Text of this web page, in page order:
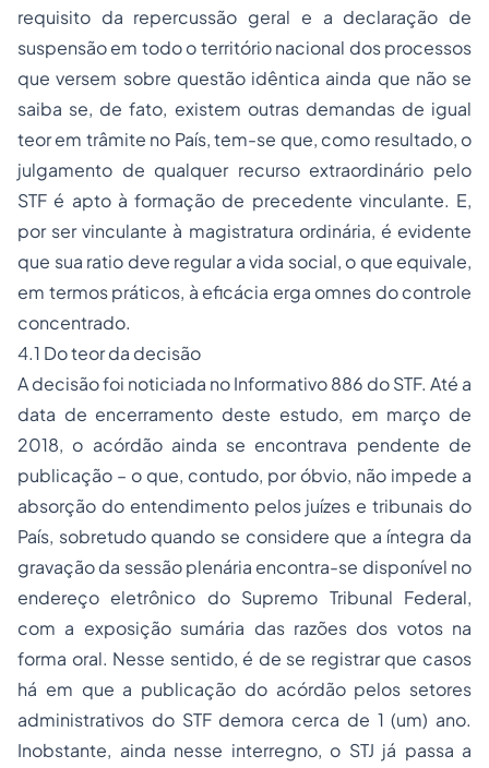
requisito da repercussão geral e a declaração de
suspensão em todo o território nacional dos processos
que versem sobre questão idêntica ainda que não se
saiba se, de fato, existem outras demandas de igual
teor em trâmite no País, tem-se que, como resultado, o
julgamento de qualquer recurso extraordinário pelo
STF é apto à formação de precedente vinculante. E,
por ser vinculante à magistratura ordinária, é evidente
que sua ratio deve regular a vida social, o que equivale,
em termos práticos, à eficácia erga omnes do controle
concentrado.
4.1 Do teor da decisão
A decisão foi noticiada no Informativo 886 do STF. Até a
data de encerramento deste estudo, em março de
2018, o acórdão ainda se encontrava pendente de
publicação – o que, contudo, por óbvio, não impede a
absorção do entendimento pelos juízes e tribunais do
País, sobretudo quando se considere que a íntegra da
gravação da sessão plenária encontra-se disponível no
endereço eletrônico do Supremo Tribunal Federal,
com a exposição sumária das razões dos votos na
forma oral. Nesse sentido, é de se registrar que casos
há em que a publicação do acórdão pelos setores
administrativos do STF demora cerca de 1 (um) ano.
Inobstante, ainda nesse interregno, o STJ já passa a